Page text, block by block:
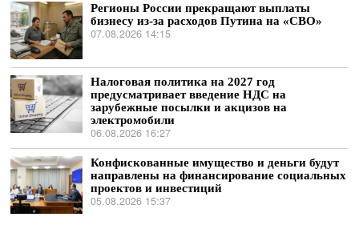
Регионы России прекращают выплаты
бизнесу из-за расходов Путина на «СВО»
07.08.2026 14:15
Налоговая политика на 2027 год
предусматривает введение НДС на
зарубежные посылки и акцизов на
электромобили
06.08.2026 16:27
Конфискованные имущество и деньги будут
направлены на финансирование социальных
проектов и инвестиций
05.08.2026 15:37